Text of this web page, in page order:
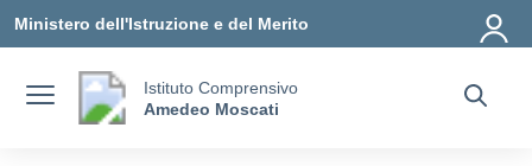
Ministero dell'Istruzione e del Merito
Istituto Comprensivo
Amedeo Moscati